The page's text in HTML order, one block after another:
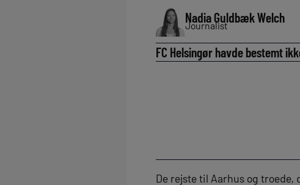
Nadia Guldbæk Welch
Journalist
FC Helsingør havde bestemt
De rejste til Aarhus og troede,